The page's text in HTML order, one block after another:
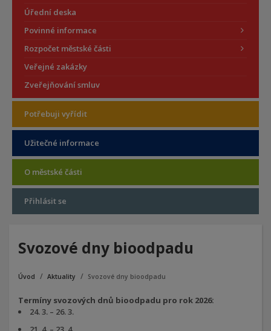
Úřední deska
Povinné informace
Rozpočet městské části
Veřejné zakázky
Zveřejňování smluv
Potřebuji vyřídit
Užitečné informace
O městské části
Přihlásit se
Svozové dny bioodpadu
Úvod Aktuality Svozové dny bioodpadu
Termíny svozových dnů bioodpadu pro rok 2026:
24. 3. – 26. 3.